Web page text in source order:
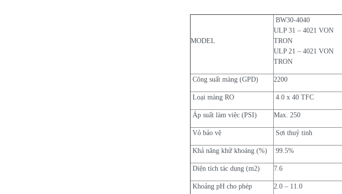
MODEL
BW30-4040
ULP 31 – 4021 VON
TRON
ULP 21 – 4021 VON
TRON
Công suất màng (GPD) 2200
Loại màng RO 4.0 x 40 TFC
Áp suất làm việc (PSI) Max. 250
Vỏ bảo vệ Sợi thuỷ tinh
Khả năng khử khoáng (%) 99.5%
Diện tích tác dụng (m2) 7.6
Khoảng pH cho phép 2.0 – 11.0